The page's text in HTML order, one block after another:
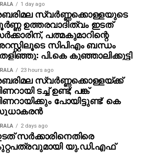
സ്വീകരിക്കാൻ
മാതാവ് 2020 സെപ്തംബർ 21ന്
മന്ത്രിക്ക് പരാതി
നേതാവായ അധ്യാപകന്‍
പാലത്തായി
നടത്തിയവര്‍
ശ്രമിച്ചതായും
കോടതി കണ്ടെത്തിയിരുന്നു.
അന്വേഷണസംഘം
അന്വേഷണസംഘവും
മാറിയത് കുട്ടിക്ക് മാനസിക
കോടതി ചൂണ്ടിക്കാട്ടിയിരുന്നു.
1 day ago
സ്വര്‍ണ്ണക്കൊള്ളയുടെ
ഉത്തരവാദിത്വം ഇടത്
പത്മകുമാറിന്റെ
സിപിഎം ബന്ധം
പി.കെ കുഞ്ഞാലിക്കുട്ടി
23 hours ago
സ്വര്‍ണ്ണക്കൊള്ളയ്ക്ക്
ടച്ച് ഉണ്ട്; പങ്ക്
പോയിട്ടുണ്ട്: കെ
2 days ago
സര്‍ക്കാരിനെതിരെ
യു.ഡി.എഫ്